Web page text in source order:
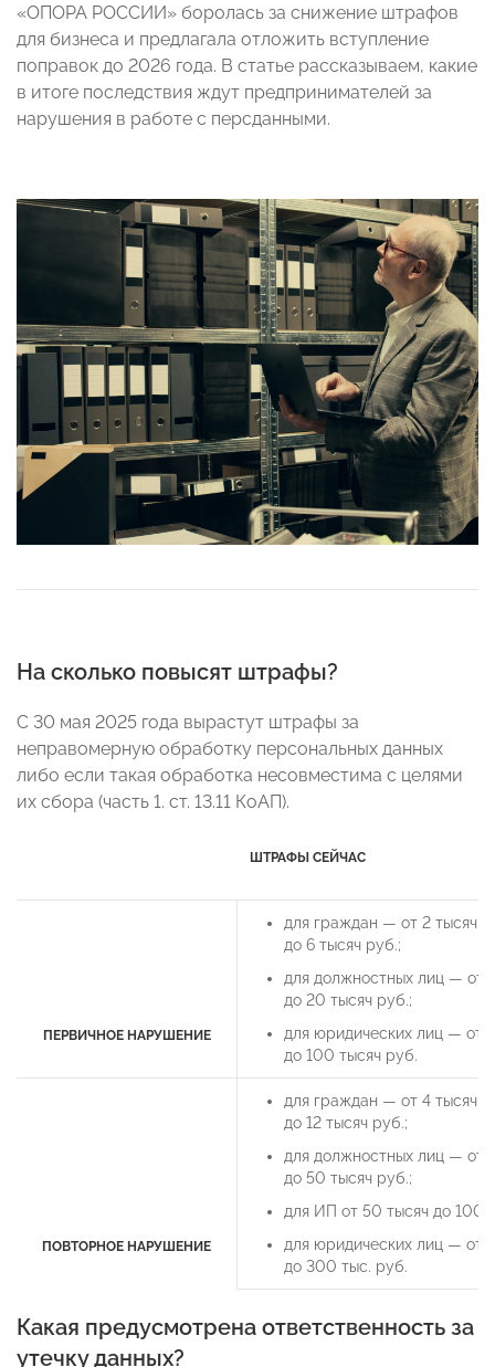
«ОПОРА РОССИИ» боролась за снижение штрафов
для бизнеса и предлагала отложить вступление
поправок до 2026 года. В статье рассказываем, какие
в итоге последствия ждут предпринимателей за
нарушения в работе с персданными.
На сколько повысят штрафы?
С 30 мая 2025 года вырастут штрафы за
неправомерную обработку персональных данных
либо если такая обработка несовместима с целями
их сбора (часть 1. ст. 13.11 КоАП).
ШТРАФЫ СЕЙЧАС
ПЕРВИЧНОЕ НАРУШЕНИЕ
для граждан — от 2 тысяч
до 6 тысяч руб.;
для должностных лиц — от
до 20 тысяч руб.;
для юридических лиц — от
до 100 тысяч руб.
ПОВТОРНОЕ НАРУШЕНИЕ
для граждан — от 4 тысяч
до 12 тысяч руб.;
для должностных лиц — от
до 50 тысяч руб.;
для ИП от 50 тысяч до 100
для юридических лиц — от
до 300 тыс. руб.
Какая предусмотрена ответственность за
утечку данных?